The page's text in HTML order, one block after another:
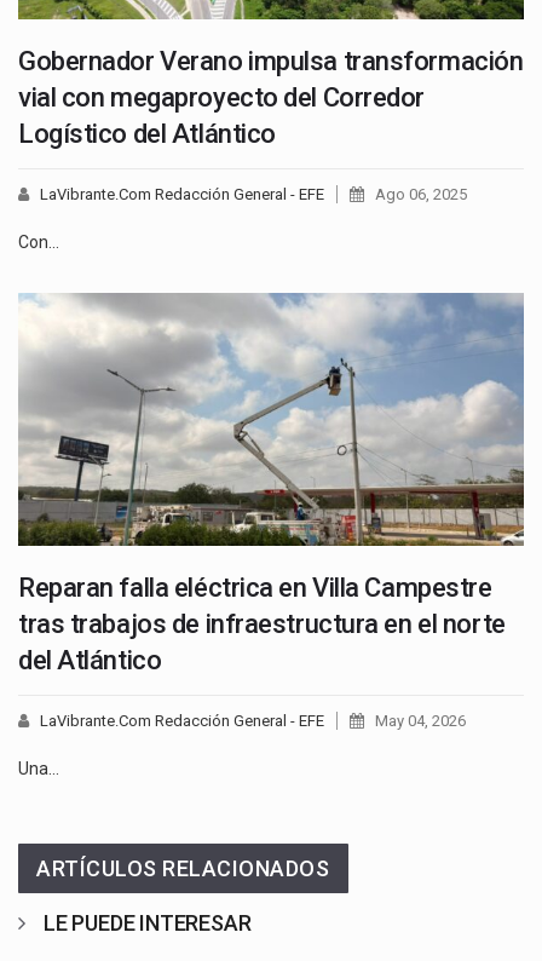
Gobernador Verano impulsa transformación
vial con megaproyecto del Corredor
Logístico del Atlántico
LaVibrante.Com Redacción General - EFE Ago 06, 2025
Con…
Reparan falla eléctrica en Villa Campestre
tras trabajos de infraestructura en el norte
del Atlántico
LaVibrante.Com Redacción General - EFE May 04, 2026
Una…
ARTÍCULOS RELACIONADOS
LE PUEDE INTERESAR